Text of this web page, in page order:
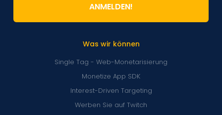
Was wir können
Single Tag - Web-Monetarisierung
Monetize App SDK
Interest-Driven Targeting
Werben Sie auf Twitch
ANMELDEN!